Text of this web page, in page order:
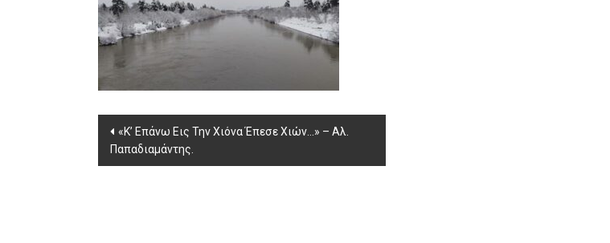
Post
navigation
«Κ’ Επάνω Εις Την Χιόνα Έπεσε Χιών…» – Αλ.
Παπαδιαμάντης.